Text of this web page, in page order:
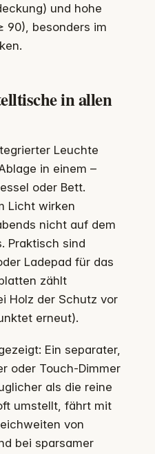
und hohe
90), besonders im
in allen
Leuchte
in einem –
oder Bett.
Licht wirken
nicht auf dem
Praktisch sind
Ladepad für das
zählt
Holz der Schutz vor
erneut).
Ein separater,
oder Touch-Dimmer
als die reine
umstellt, fährt mit
von
bei sparsamer